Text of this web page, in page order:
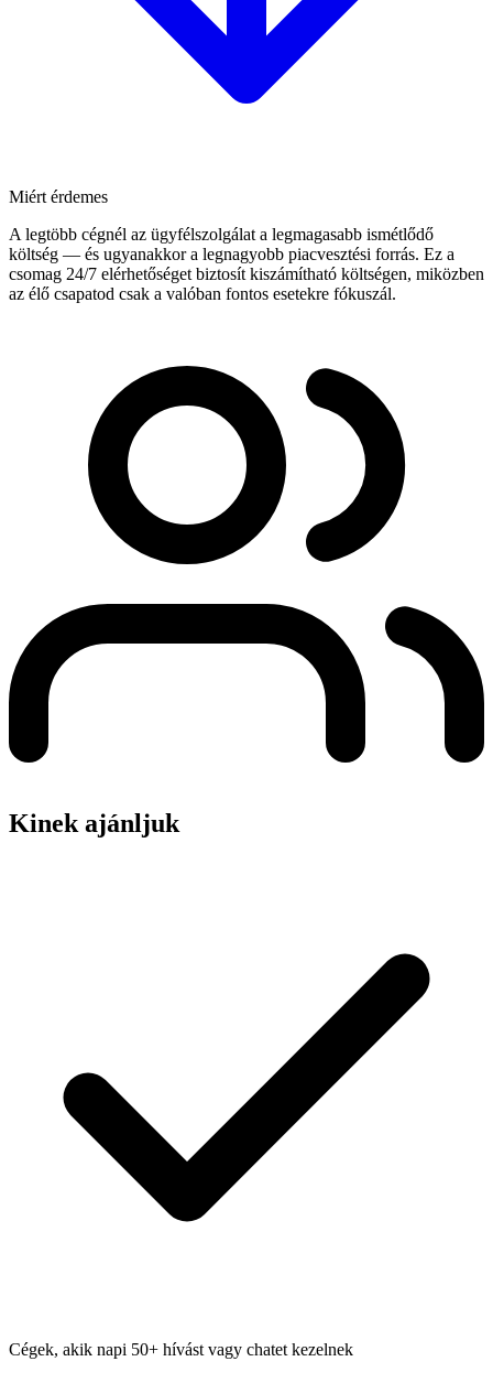
Miért érdemes
A legtöbb cégnél az ügyfélszolgálat a legmagasabb ismétlődő
költség — és ugyanakkor a legnagyobb piacvesztési forrás. Ez a
csomag 24/7 elérhetőséget biztosít kiszámítható költségen, miközben
az élő csapatod csak a valóban fontos esetekre fókuszál.
Kinek ajánljuk
Cégek, akik napi 50+ hívást vagy chatet kezelnek